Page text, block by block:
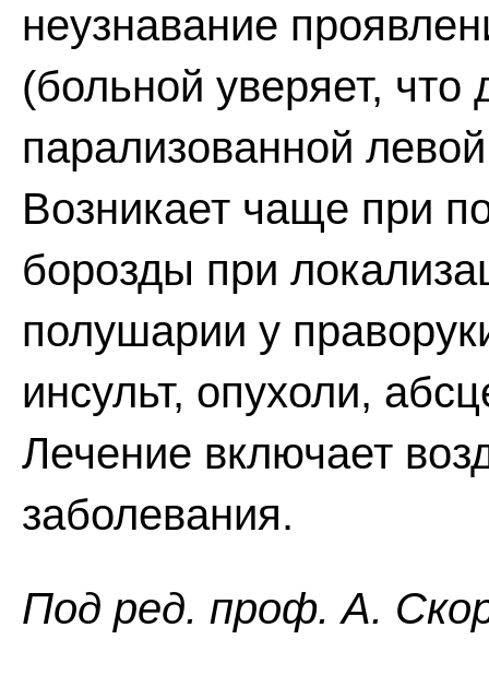
неузнавание
(больной уверяет, что
парализованной
Возникает чаще при
борозды при
полушарии у
инсульт, опухоли,
Лечение включает
заболевания.
Пoд peд. проф. А.